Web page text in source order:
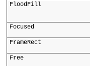
FloodFill
Focused
FrameRect
Free